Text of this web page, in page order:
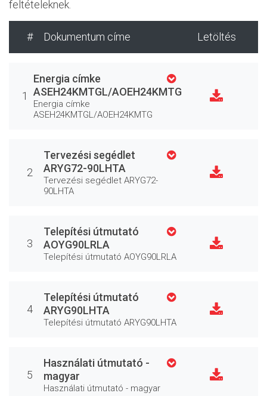
feltételeknek.
# Dokumentum címe Letöltés
1
Energia címke
ASEH24KMTGL/AOEH24KMTG
Energia címke
ASEH24KMTGL/AOEH24KMTG
2
Tervezési segédlet
ARYG72-90LHTA
Tervezési segédlet ARYG72-
90LHTA
3
Telepítési útmutató
AOYG90LRLA
Telepítési útmutató AOYG90LRLA
4
Telepítési útmutató
ARYG90LHTA
Telepítési útmutató ARYG90LHTA
5
Használati útmutató -
magyar
Használati útmutató - magyar